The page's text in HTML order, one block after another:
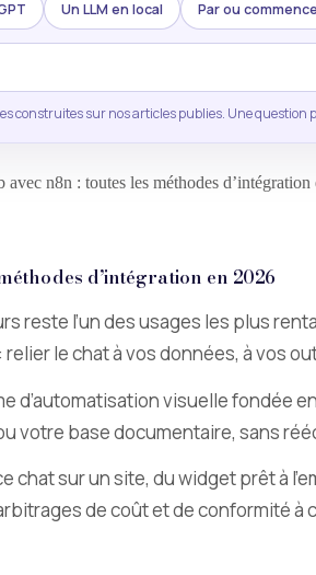
Un LLM en local Par ou
construites sur nos articles publies. Une question
n8n : toutes les méthodes d’intégration
d’intégration en 2026
l’un des usages les plus
le chat à vos données, à vos
d’automatisation visuelle fondée
votre base documentaire, sans
sur un site, du widget prêt à
de coût et de conformité à